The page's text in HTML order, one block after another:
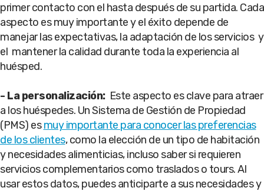
primer contacto con el hasta después de su partida. Cada
aspecto es muy importante y el éxito depende de
manejar las expectativas, la adaptación de los servicios y
el mantener la calidad durante toda la experiencia al
huésped.
- La personalización:Este aspecto es clave para atraer
a los huéspedes. Un Sistema de Gestión de Propiedad
(PMS) esmuy importante para conocer las preferencias
de los clientes, como la elección de un tipo de habitación
y necesidades alimenticias, incluso saber si requieren
servicios complementarios como traslados o tours. Al
usar estos datos, puedes anticiparte a sus necesidades y